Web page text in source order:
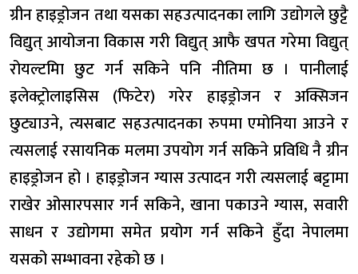
ग्रीन हाइड्रोजन तथा यसका सहउत्पादनका लागि उद्योगले छुट्टै
विद्युत् आयोजना विकास गरी विद्युत् आफै खपत गरेमा विद्युत्
रोयल्टमिा छुट गर्न सकिने पनि नीतिमा छ । पानीलाई
इलेक्ट्रोलाइसिस (फिटेर) गरेर हाइड्रोजन र अक्सिजन
छुट्याउने, त्यसबाट सहउत्पादनका रुपमा एमोनिया आउने र
त्यसलाई रसायनिक मलमा उपयोग गर्न सकिने प्रविधि नै ग्रीन
हाइड्रोजन हो । हाइड्रोजन ग्यास उत्पादन गरी त्यसलाई बट्टामा
राखेर ओसारपसार गर्न सकिने, खाना पकाउने ग्यास, सवारी
साधन र उद्योगमा समेत प्रयोग गर्न सकिने हुँदा नेपालमा
यसको सम्भावना रहेको छ ।